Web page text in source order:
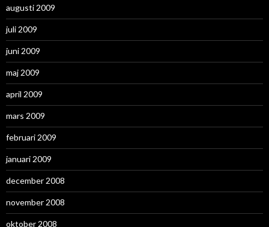
augusti 2009
juli 2009
juni 2009
maj 2009
april 2009
mars 2009
februari 2009
januari 2009
december 2008
november 2008
oktober 2008